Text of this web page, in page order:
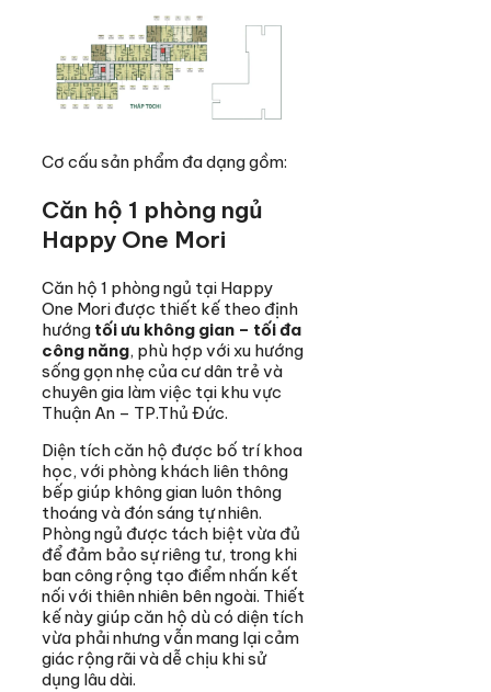
Cơ cấu sản phẩm đa dạng gồm:
Căn hộ 1 phòng ngủ
Happy One Mori
Căn hộ 1 phòng ngủ tại Happy
One Mori được thiết kế theo định
hướng tối ưu không gian – tối đa
công năng, phù hợp với xu hướng
sống gọn nhẹ của cư dân trẻ và
chuyên gia làm việc tại khu vực
Thuận An – TP.Thủ Đức.
Diện tích căn hộ được bố trí khoa
học, với phòng khách liên thông
bếp giúp không gian luôn thông
thoáng và đón sáng tự nhiên.
Phòng ngủ được tách biệt vừa đủ
để đảm bảo sự riêng tư, trong khi
ban công rộng tạo điểm nhấn kết
nối với thiên nhiên bên ngoài. Thiết
kế này giúp căn hộ dù có diện tích
vừa phải nhưng vẫn mang lại cảm
giác rộng rãi và dễ chịu khi sử
dụng lâu dài.